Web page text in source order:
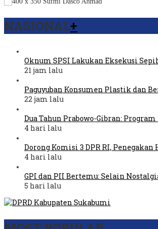
NASIONAL+
Oknum SPSI Lakukan Eksekusi
21 jam lalu
Paguyuban Konsumen Plastik dan
22 jam lalu
Dua Tahun Prabowo-Gibran:
4 hari lalu
Dorong Komisi 3 DPR RI,
4 hari lalu
GPI dan PII Bertemu: Selain
5 hari lalu